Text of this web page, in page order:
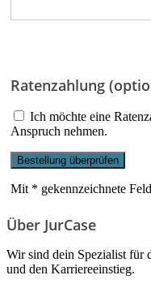
Ratenzahlung
Ich möchte eine
Anspruch nehmen.
Mit * gekennzeichnete
Über JurCase
Wir sind dein Spezialist für
und den Karriereeinstieg.